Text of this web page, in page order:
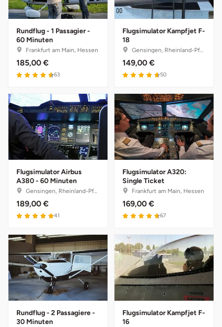
Rundflug - 1 Passagier -
60 Minuten
Frankfurt am Main, Hessen
185,00 €
63
Flugsimulator Kampfjet F-
18
Gensingen, Rheinland-Pfalz
149,00 €
50
Flugsimulator Airbus
A380 - 60 Minuten
Gensingen, Rheinland-Pfalz
189,00 €
41
Flugsimulator A320:
Single Ticket
Frankfurt am Main, Hessen
169,00 €
67
Rundflug - 2 Passagiere -
30 Minuten
Flugsimulator Kampfjet F-
16
Merzig
Mettingen
Moers
Mönchengladbach
München
Münster
Nagold
Neckarsulm
Nesselwang
Neumünster
Nidda
Nordwestmecklenburg